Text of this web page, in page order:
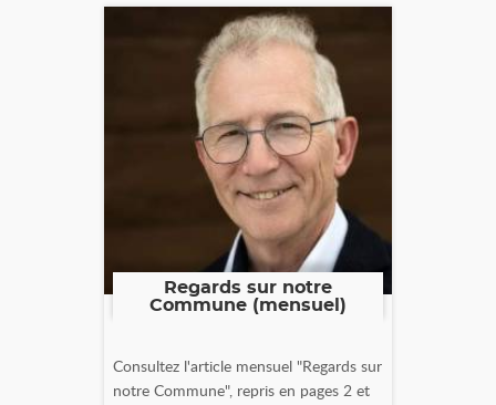
Regards sur notre
Commune (mensuel)
Consultez l'article mensuel "Regards sur
notre Commune", repris en pages 2 et